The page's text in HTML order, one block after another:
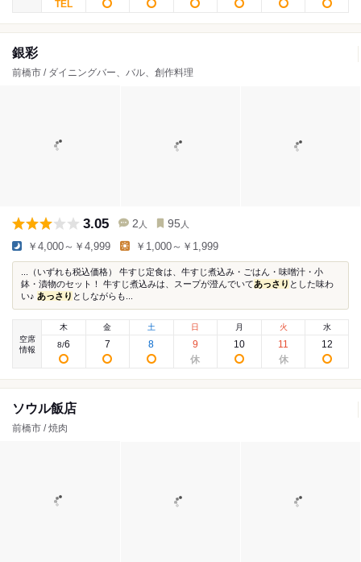
銀彩
前橋市 / ダイニングバー、バル、創作料理
3.05 2 人 95 人
￥4,000～￥4,999 ￥1,000～￥1,999
...（いずれも税込価格） 牛すじ定食は、牛すじ煮込み・ごはん・味噌汁・小
鉢・漬物のセット！ 牛すじ煮込みは、スープが澄んでいてあっさり とした味わ
い♪ あっさり としながらも...
空席
情報
木
8/6
金
7
土
8
日
9
月
10
火
11
水
12
ソウル飯店
前橋市 / 焼肉